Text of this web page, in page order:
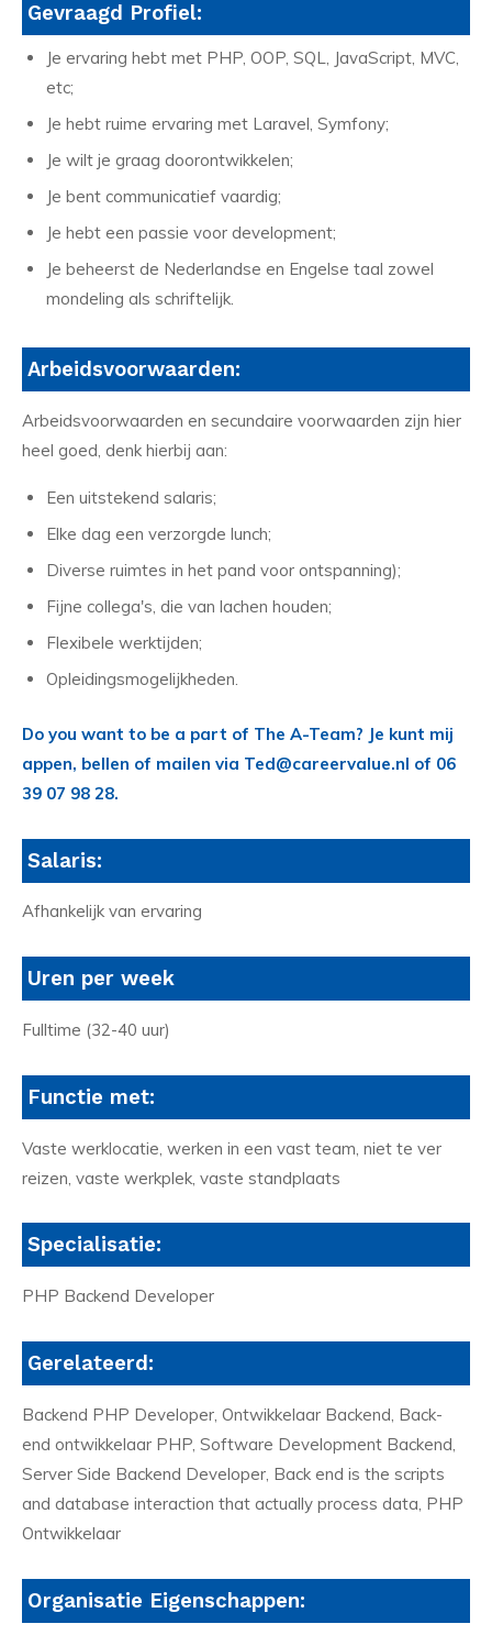
Gevraagd Profiel:
Je ervaring hebt met PHP, OOP, SQL, JavaScript, MVC,
etc;
Je hebt ruime ervaring met Laravel, Symfony;
Je wilt je graag doorontwikkelen;
Je bent communicatief vaardig;
Je hebt een passie voor development;
Je beheerst de Nederlandse en Engelse taal zowel
mondeling als schriftelijk.
Arbeidsvoorwaarden:
Arbeidsvoorwaarden en secundaire voorwaarden zijn hier
heel goed, denk hierbij aan:
Een uitstekend salaris;
Elke dag een verzorgde lunch;
Diverse ruimtes in het pand voor ontspanning);
Fijne collega's, die van lachen houden;
Flexibele werktijden;
Opleidingsmogelijkheden.
Do you want to be a part of The A-Team? Je kunt mij
appen, bellen of mailen via Ted@careervalue.nl of 06
39 07 98 28.
Salaris:
Afhankelijk van ervaring
Uren per week
Fulltime (32-40 uur)
Functie met:
Vaste werklocatie, werken in een vast team, niet te ver
reizen, vaste werkplek, vaste standplaats
Specialisatie:
PHP Backend Developer
Gerelateerd:
Backend PHP Developer, Ontwikkelaar Backend, Back-
end ontwikkelaar PHP, Software Development Backend,
Server Side Backend Developer, Back end is the scripts
and database interaction that actually process data, PHP
Ontwikkelaar
Organisatie Eigenschappen: